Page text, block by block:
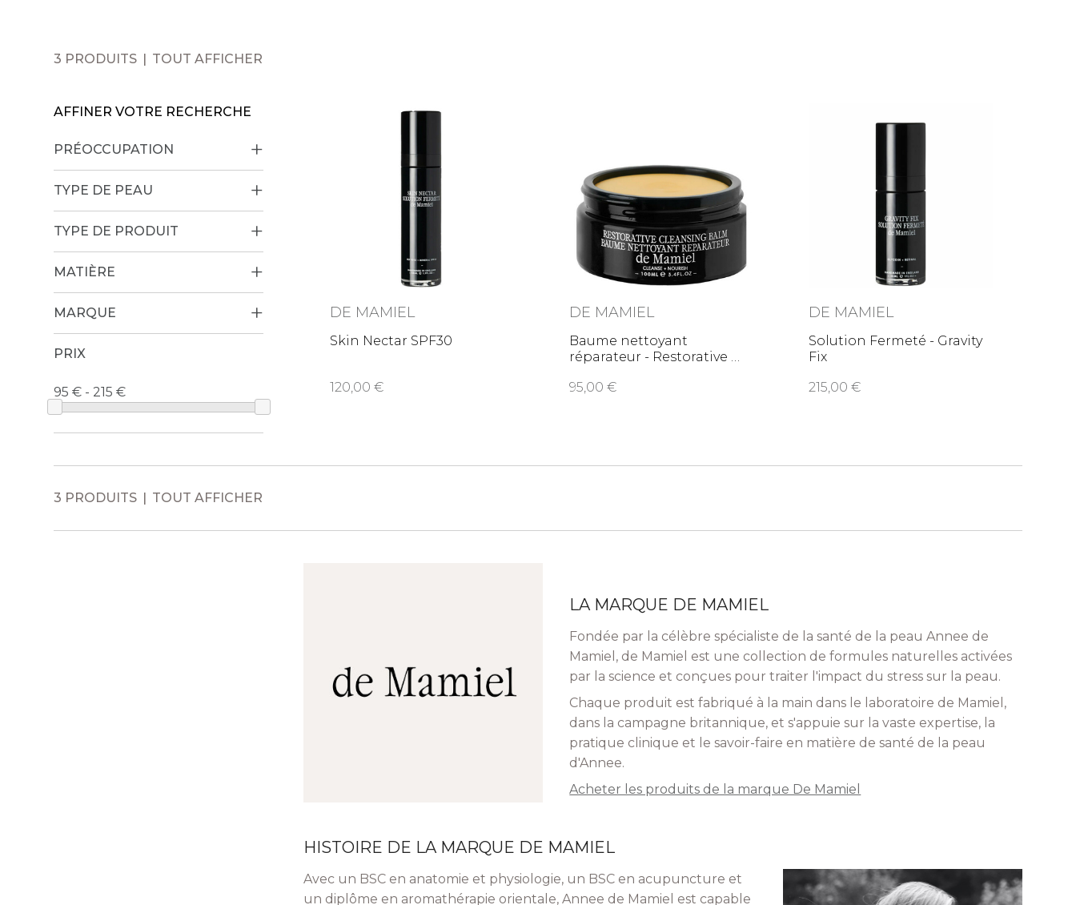
3 PRODUITS TOUT AFFICHER
AFFINER VOTRE RECHERCHE
PRÉOCCUPATION
TYPE DE PEAU
TYPE DE PRODUIT
MATIÈRE
MARQUE
PRIX
95 € - 215
DE MAMIEL
Skin Nectar SPF30
120,00
DE MAMIEL
Baume nettoyant
réparateur - Restorative
95,00
DE MAMIEL
Solution Fermeté - Gravity
Fix
215,00
3 PRODUITS TOUT AFFICHER
LA MARQUE DE MAMIEL
Fondée par la célèbre spécialiste de la santé de la peau Annee de
Mamiel, de Mamiel est une collection de formules naturelles activées
par la science et conçues pour traiter l'impact du stress sur la peau.
Chaque produit est fabriqué à la main dans le laboratoire de Mamiel,
dans la campagne britannique, et s'appuie sur la vaste expertise, la
pratique clinique et le savoir-faire en matière de santé de la peau
d'Annee.
Acheter les produits de la marque De Mamiel
HISTOIRE DE LA MARQUE DE MAMIEL
Avec un BSC en anatomie et physiologie, un BSC en acupuncture et
un diplôme en aromathérapie orientale, Annee de Mamiel est capable